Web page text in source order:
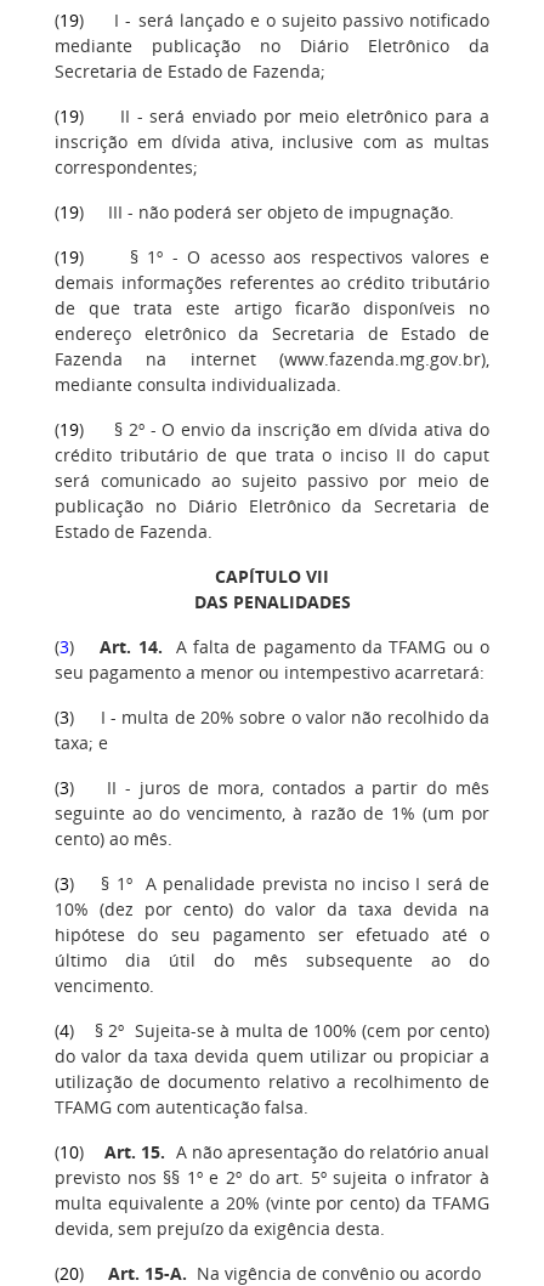
(19) I - será lançado e o sujeito passivo notificado
mediante publicação no Diário Eletrônico da
Secretaria de Estado de Fazenda;
(19) II - será enviado por meio eletrônico para a
inscrição em dívida ativa, inclusive com as multas
correspondentes;
(19) III - não poderá ser objeto de impugnação.
(19) § 1º - O acesso aos respectivos valores e
demais informações referentes ao crédito tributário
de que trata este artigo ficarão disponíveis no
endereço eletrônico da Secretaria de Estado de
Fazenda na internet (www.fazenda.mg.gov.br),
mediante consulta individualizada.
(19) § 2º - O envio da inscrição em dívida ativa do
crédito tributário de que trata o inciso II do caput
será comunicado ao sujeito passivo por meio de
publicação no Diário Eletrônico da Secretaria de
Estado de Fazenda.
CAPÍTULO VII
DAS PENALIDADES
(3)Art. 14.
A falta de pagamento da TFAMG ou o
seu pagamento a menor ou intempestivo acarretará:
(3) I - multa de 20% sobre o valor não recolhido da
taxa; e
(3)
II - juros de mora, contados a partir do mês
seguinte ao do vencimento, à razão de 1% (um por
cento) ao mês.
(3)
§ 1º A penalidade prevista no inciso I será de
10% (dez por cento) do valor da taxa devida na
hipótese do seu pagamento ser efetuado até o
último dia útil do mês subsequente ao do
vencimento.
(4)
§ 2º Sujeita-se à multa de 100% (cem por cento)
do valor da taxa devida quem utilizar ou propiciar a
utilização de documento relativo a recolhimento de
TFAMG com autenticação falsa.
(10) Art. 15. A não apresentação do relatório anual
previsto nos §§ 1º e 2º do art. 5º sujeita o infrator à
multa equivalente a 20% (vinte por cento) da TFAMG
devida, sem prejuízo da exigência desta.
(20) Art. 15-A. Na vigência de convênio ou acordo